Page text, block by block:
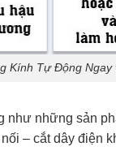
Kính Tự Động Ngay
những sản
– cắt dây điện